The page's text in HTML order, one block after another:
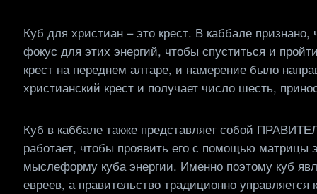
Куб для христиан – это крест. В каббале признано,
фокус для этих энергий, чтобы спуститься и
крест на переднем алтаре, и намерение было
христианский крест и получает число шесть,
Куб в каббале также представляет собой
работает, чтобы проявить его с помощью матрицы
мыслеформу куба энергии. Именно поэтому куб
евреев, а правительство традиционно управляется